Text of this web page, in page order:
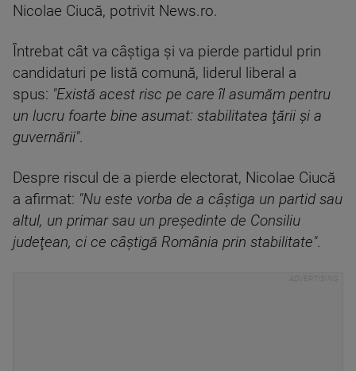
Nicolae Ciucă, potrivit News.ro.
Întrebat cât va câştiga şi va pierde partidul prin
candidaturi pe listă comună, liderul liberal a
spus: "Există acest risc pe care îl asumăm pentru
un lucru foarte bine asumat: stabilitatea ţării şi a
guvernării".
Despre riscul de a pierde electorat, Nicolae Ciucă
a afirmat: "Nu este vorba de a câştiga un partid sau
altul, un primar sau un preşedinte de Consiliu
judeţean, ci ce câştigă România prin stabilitate".